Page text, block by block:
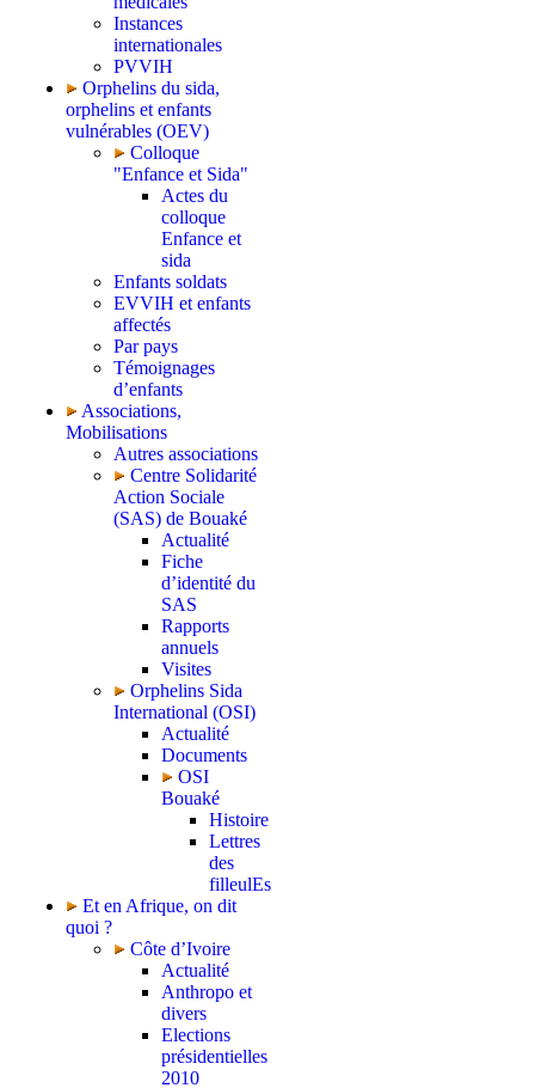
Instances
internationales
PVVIH
Orphelins du sida,
orphelins et enfants
vulnérables (OEV)
Colloque
"Enfance et Sida"
Actes du
colloque
Enfance et
sida
Enfants soldats
EVVIH et enfants
affectés
Par pays
Témoignages
d’enfants
Associations,
Mobilisations
Autres associations
Centre Solidarité
Action Sociale
(SAS) de Bouaké
Actualité
Fiche
d’identité du
SAS
Rapports
annuels
Visites
Orphelins Sida
International (OSI)
Actualité
Documents
OSI
Bouaké
Histoire
Lettres
des
filleulEs
Et en Afrique, on dit
quoi ?
Côte d’Ivoire
Actualité
Anthropo et
divers
Elections
présidentielles
2010